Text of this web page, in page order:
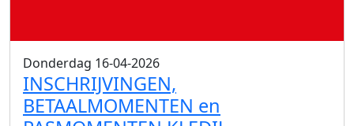
Donderdag 16-04-2026
INSCHRIJVINGEN,
BETAALMOMENTEN en